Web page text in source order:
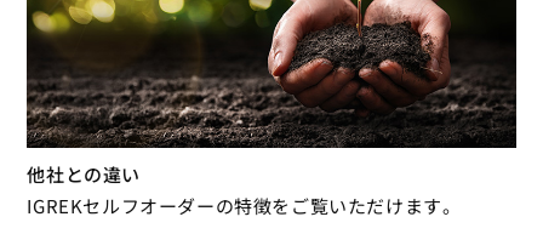
他社との違い
IGREKセルフオーダーの特徴をご覧いただけます。